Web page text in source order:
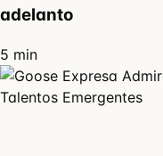
adelanto
5 min